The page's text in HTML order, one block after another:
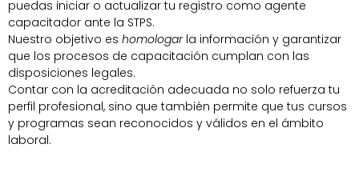
puedas iniciar o actualizar tu registro como agente
capacitador ante la STPS.
Nuestro objetivo es homologarla información y garantizar
que los procesos de capacitación cumplan con las
disposiciones legales.
Contar con la acreditación adecuada no solo refuerza tu
perfil profesional, sino que también permite que tus cursos
y programas sean reconocidos y válidos en el ámbito
laboral.